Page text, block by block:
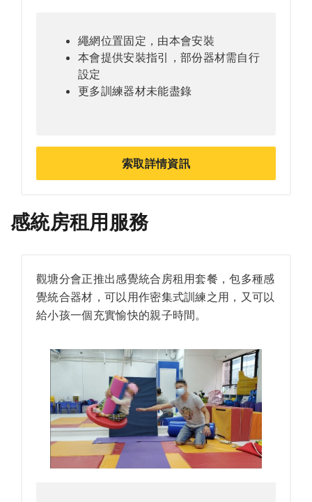
繩網位置固定，由本會安裝
本會提供安裝指引，部份器材需自行
設定
更多訓練器材未能盡錄
索取詳情資訊
感統房租用服務
觀塘分會正推出感覺統合房租用套餐，包多種感
覺統合器材，可以用作密集式訓練之用，又可以
給小孩一個充實愉快的親子時間。